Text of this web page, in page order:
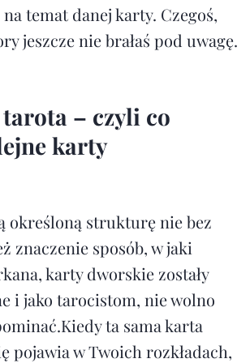
temat danej karty. Czegoś,
jeszcze nie brałaś pod uwagę.
– czyli co
karty
określoną strukturę nie bez
znaczenie sposób, w jaki
karty dworskie zostały
i jako tarocistom, nie wolno
ta sama karta
pojawia w Twoich rozkładach,